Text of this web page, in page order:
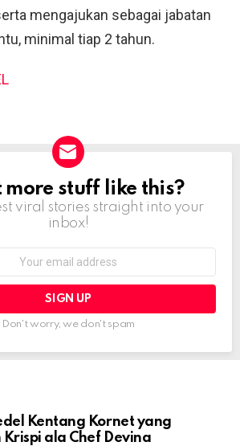
mengajukan sebagai jabatan
minimal tiap 2 tahun.
more stuff like this?
viral stories straight into your
inbox!
Don't worry, we don't spam
Kentang Kornet yang
Krispi ala Chef Devina